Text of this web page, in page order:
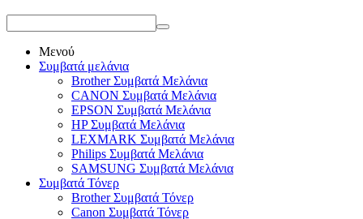
Μενού
Συμβατά μελάνια
Brother Συμβατά Μελάνια
CANON Συμβατά Μελάνια
EPSON Συμβατά Μελάνια
HP Συμβατά Μελάνια
LEXMARK Συμβατά Μελάνια
Philips Συμβατά Μελάνια
SAMSUNG Συμβατά Μελάνια
Συμβατά Τόνερ
Brother Συμβατά Τόνερ
Canon Συμβατά Τόνερ